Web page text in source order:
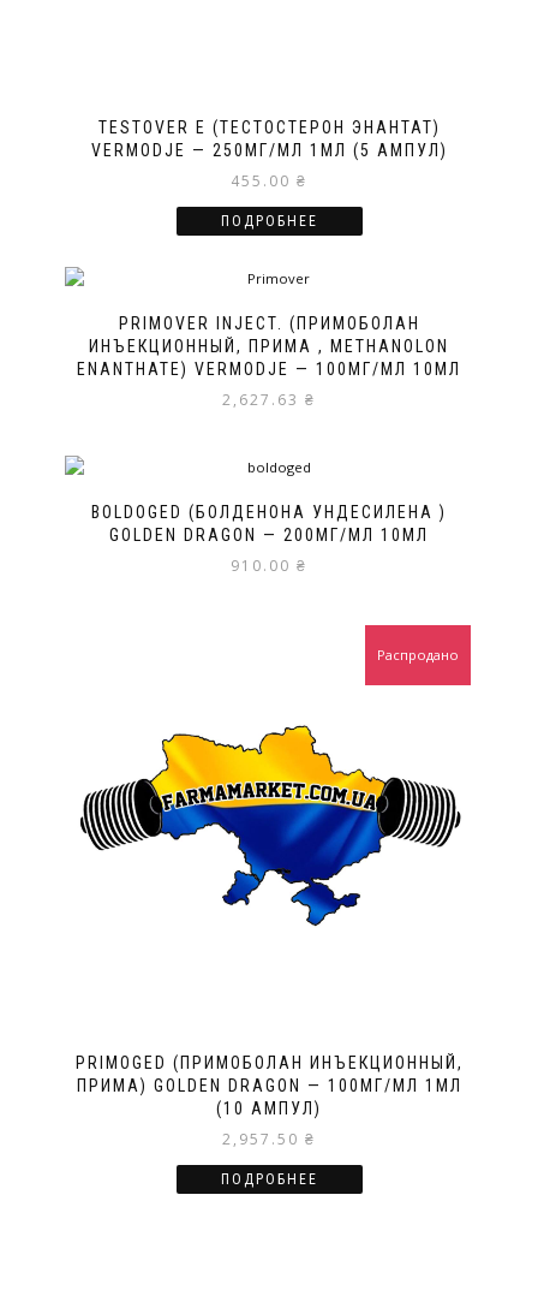
TESTOVER E (ТЕСТОСТЕРОН ЭНАНТАТ)
VERMODJE — 250МГ/МЛ 1МЛ (5 АМПУЛ)
455.00 ₴
ПОДРОБНЕЕ
PRIMOVER INJECT. (ПРИМОБОЛАН
ИНЪЕКЦИОННЫЙ, ПРИМА , METHANOLON
ENANTHATE) VERMODJE — 100МГ/МЛ 10МЛ
2,627.63 ₴
BOLDOGED (БОЛДЕНОНА УНДЕСИЛЕНА )
GOLDEN DRAGON — 200МГ/МЛ 10МЛ
910.00 ₴
PRIMOGED (ПРИМОБОЛАН ИНЪЕКЦИОННЫЙ,
ПРИМА) GOLDEN DRAGON — 100МГ/МЛ 1МЛ
(10 АМПУЛ)
2,957.50 ₴
Распродано
ПОДРОБНЕЕ